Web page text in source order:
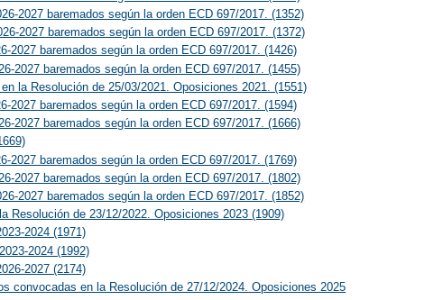
2027 baremados según la orden ECD 697/2017. (1352)
2027 baremados según la orden ECD 697/2017. (1372)
2027 baremados según la orden ECD 697/2017. (1426)
2027 baremados según la orden ECD 697/2017. (1455)
la Resolución de 25/03/2021. Oposiciones 2021. (1551)
2027 baremados según la orden ECD 697/2017. (1594)
2027 baremados según la orden ECD 697/2017. (1666)
2027 baremados según la orden ECD 697/2017. (1769)
2027 baremados según la orden ECD 697/2017. (1802)
2027 baremados según la orden ECD 697/2017. (1852)
Resolución de 23/12/2022. Oposiciones 2023 (1909)
2024 (1971)
2024 (1992)
2027 (2174)
convocadas en la Resolución de 27/12/2024. Oposiciones 2025